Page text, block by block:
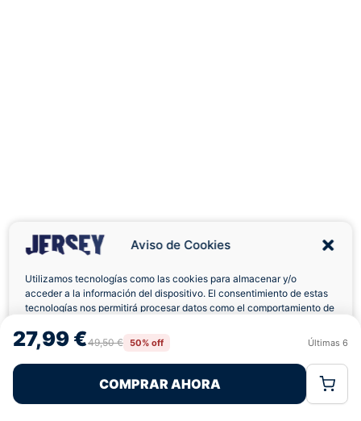
Aviso de Cookies
Utilizamos tecnologías como las cookies para almacenar y/o
acceder a la información del dispositivo. El consentimiento de estas
tecnologías nos permitirá procesar datos como el comportamiento de
retirar el consentimiento, puede afectar negativamente a ciertas
características y funciones.
Rechazar
Política de CookiesPolítica de Privacidad
27,99 €49,50 € 50% off Últimas 6
COMPRAR AHORA
Envíos a Domicilio Devolución 7 Días
Ofertas Sin Límites